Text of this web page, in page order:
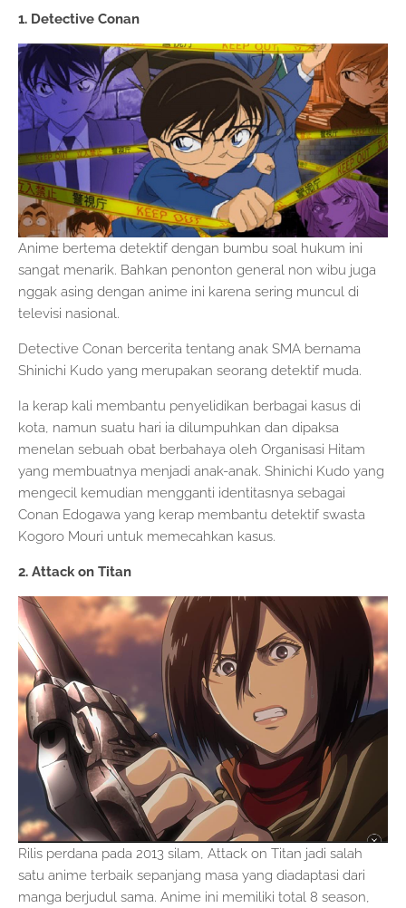
1. Detective Conan
Anime bertema detektif dengan bumbu soal hukum ini
sangat menarik. Bahkan penonton general non wibu juga
nggak asing dengan anime ini karena sering muncul di
televisi nasional.
Detective Conan bercerita tentang anak SMA bernama
Shinichi Kudo yang merupakan seorang detektif muda.
Ia kerap kali membantu penyelidikan berbagai kasus di
kota, namun suatu hari ia dilumpuhkan dan dipaksa
menelan sebuah obat berbahaya oleh Organisasi Hitam
yang membuatnya menjadi anak-anak. Shinichi Kudo yang
mengecil kemudian mengganti identitasnya sebagai
Conan Edogawa yang kerap membantu detektif swasta
Kogoro Mouri untuk memecahkan kasus.
2. Attack on Titan
Rilis perdana pada 2013 silam, Attack on Titan jadi salah
satu anime terbaik sepanjang masa yang diadaptasi dari
manga berjudul sama. Anime ini memiliki total 8 season,